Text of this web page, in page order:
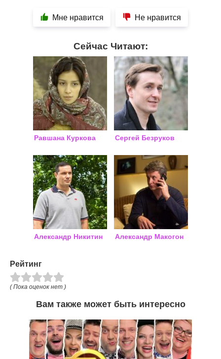
Мне нравится Не нравится
Сейчас Читают:
Равшана Куркова Сергей Безруков
Александр Никитин Александр Макогон
Рейтинг
( Пока оценок нет )
Вам также может быть интересно